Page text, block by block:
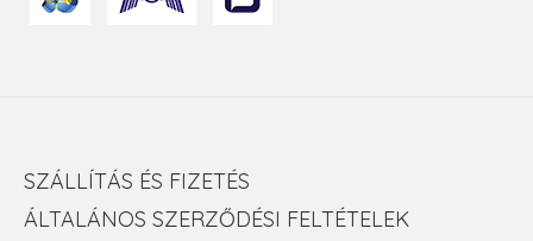
SZÁLLÍTÁS ÉS FIZETÉS
ÁLTALÁNOS SZERZŐDÉSI FELTÉTELEK